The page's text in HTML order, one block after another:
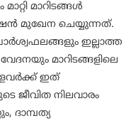
മാറിടങ്ങൾ
മുഖേന ചെയ്യുന്നത്.
ഇല്ലാത്ത
മാറിടങ്ങളിലെ
ഇത്
നിലവാരം
ദാമ്പത്യ